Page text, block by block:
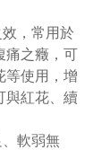
，常用於
痛之癥，可
等使用，增
與紅花、續
軟弱無